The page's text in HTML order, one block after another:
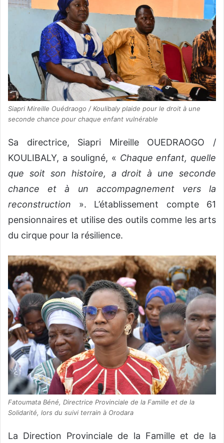
Siapri Mireille Ouédraogo / Koulibaly plaide pour le droit à une
seconde chance pour chaque enfant vulnérable
Sa directrice, Siapri Mireille OUEDRAOGO /
KOULIBALY, a souligné, « Chaque enfant, quelle
que soit son histoire, a droit à une seconde
chance et à un accompagnement vers la
reconstruction ». L’établissement compte 61
pensionnaires et utilise des outils comme les arts
du cirque pour la résilience.
Fatoumata Béné, Directrice Provinciale de la Famille et de la
Solidarité, lors du suivi terrain à Orodara
La Direction Provinciale de la Famille et de la